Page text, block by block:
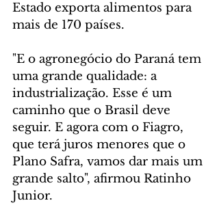
Estado exporta alimentos para
mais de 170 países.
"E o agronegócio do Paraná tem
uma grande qualidade: a
industrialização. Esse é um
caminho que o Brasil deve
seguir. E agora com o Fiagro,
que terá juros menores que o
Plano Safra, vamos dar mais um
grande salto", afirmou Ratinho
Junior.